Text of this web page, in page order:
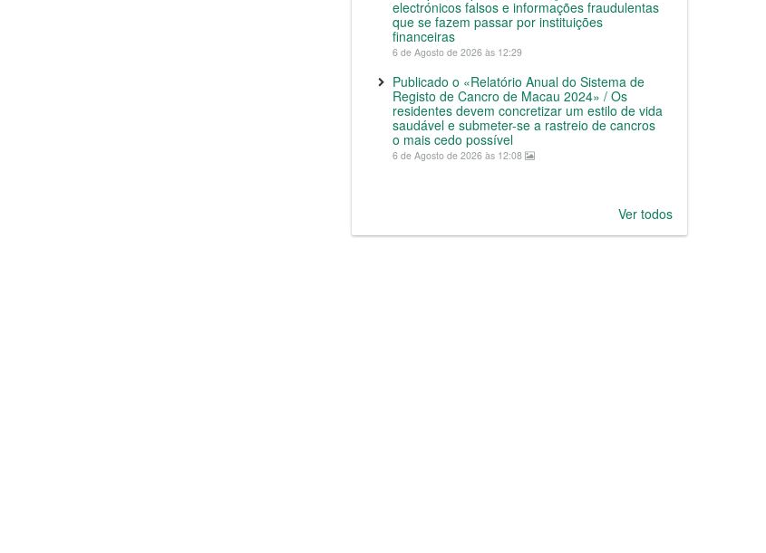
electrónicos falsos e informações fraudulentas
que se fazem passar por instituições
financeiras
6 de Agosto de 2026 às 12:29
Publicado o «Relatório Anual do Sistema de
Registo de Cancro de Macau 2024» / Os
residentes devem concretizar um estilo de vida
saudável e submeter-se a rastreio de cancros
o mais cedo possível
6 de Agosto de 2026 às 12:08
Ver todos